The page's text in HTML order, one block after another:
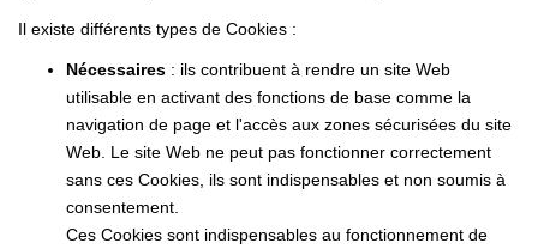
Il existe différents types de Cookies :
Nécessaires : ils contribuent à rendre un site Web
utilisable en activant des fonctions de base comme la
navigation de page et l'accès aux zones sécurisées du site
Web. Le site Web ne peut pas fonctionner correctement
sans ces Cookies, ils sont indispensables et non soumis à
consentement.
Ces Cookies sont indispensables au fonctionnement de